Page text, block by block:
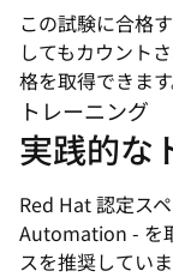
この試験に合格
してもカウント
格を取得できます
トレーニング
実践的な
Red Hat 認定ス
Automation - を
スを推奨していま